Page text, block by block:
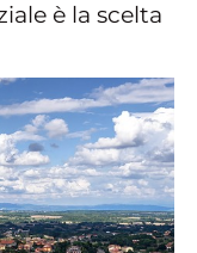
è la scelta